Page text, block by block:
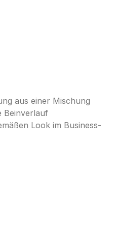
aus einer Mischung
Beinverlauf
Look im Business-